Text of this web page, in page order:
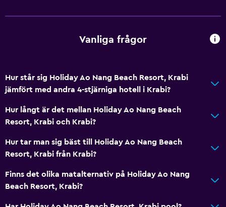
Tillgänglighet och lämplighet
Allergivänlig kudde
Nedsänkt vask
Privat ingång
Nås via hiss
Vanliga frågor
Hur står sig Holiday Ao Nang Beach Resort, Krabi
jämfört med andra 4-stjärniga hotell i Krabi?
Hur långt är det mellan Holiday Ao Nang Beach
Resort, Krabi och Krabi?
Hur tar man sig bäst till Holiday Ao Nang Beach
Resort, Krabi från Krabi?
Finns det olika matalternativ på Holiday Ao Nang
Beach Resort, Krabi?